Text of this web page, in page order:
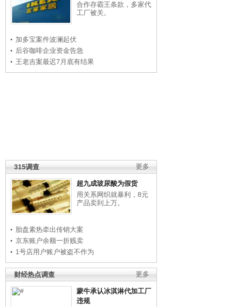
合作存霸王条款，多家代
工厂被关。
加多宝案件波澜起伏
后谷咖啡企业资金告急
王老吉案最迟7月底有结果
更多
315调查
超九成玻尿酸为假货
用关系网织就暴利，8元
产品卖到上万。
胎盘素热牵出传销大案
京东账户余额一折贱卖
1号店用户账户被盗不作为
更多
财经热点调查
蒙牛承认冰淇淋代加工厂
违规